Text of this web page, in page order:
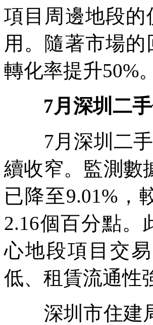
項目周邊地段
用。隨著市場
轉化率提升50%。
7月深圳二
7月深圳二手
續收窄。監測數
已降至9.01%，
2.16個百分點。
心地段項目交
低、租賃流通性
深圳市住建局